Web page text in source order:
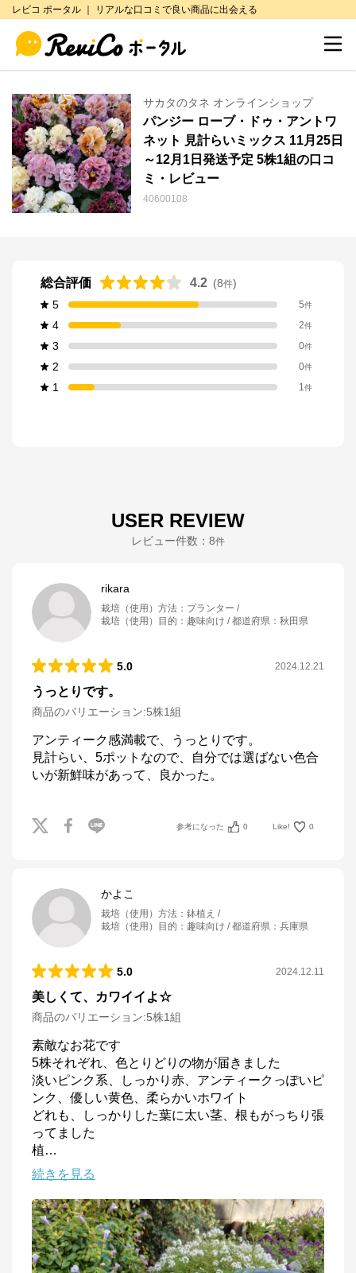
レビコ ポータル ｜ リアルな口コミで良い商品に出会える
サカタのタネ オンラインショップ
パンジー ローブ・ドゥ・アントワ
ネット 見計らいミックス 11月25日
～12月1日発送予定 5株1組の口コ
ミ・レビュー
40600108
総合評価 4.2 (8件)
5
5件
4 2件
3 0件
2 0件
1 1件
USER REVIEW
レビュー件数： 8件
rikara
栽培（使用）方法 ： プランター
栽培（使用）目的 ： 趣味向け 都道府県 ： 秋田県
5.0 2024.12.21
うっとりです。
商品のバリエーション:5株1組
アンティーク感満載で、うっとりです。
見計らい、5ポットなので、自分では選ばない色合
いが新鮮味があって、良かった。
参考になった 0 Like! 0
かよこ
栽培（使用）方法 ： 鉢植え
栽培（使用）目的 ： 趣味向け 都道府県 ： 兵庫県
5.0 2024.12.11
美しくて、カワイイよ☆
商品のバリエーション:5株1組
素敵なお花です
5株それぞれ、色とりどりの物が届きました
淡いピンク系、しっかり赤、アンティークっぽいピ
ンク、優しい黄色、柔らかいホワイト
どれも、しっかりした葉に太い茎、根もがっちり張
ってました
植…
続きを見る